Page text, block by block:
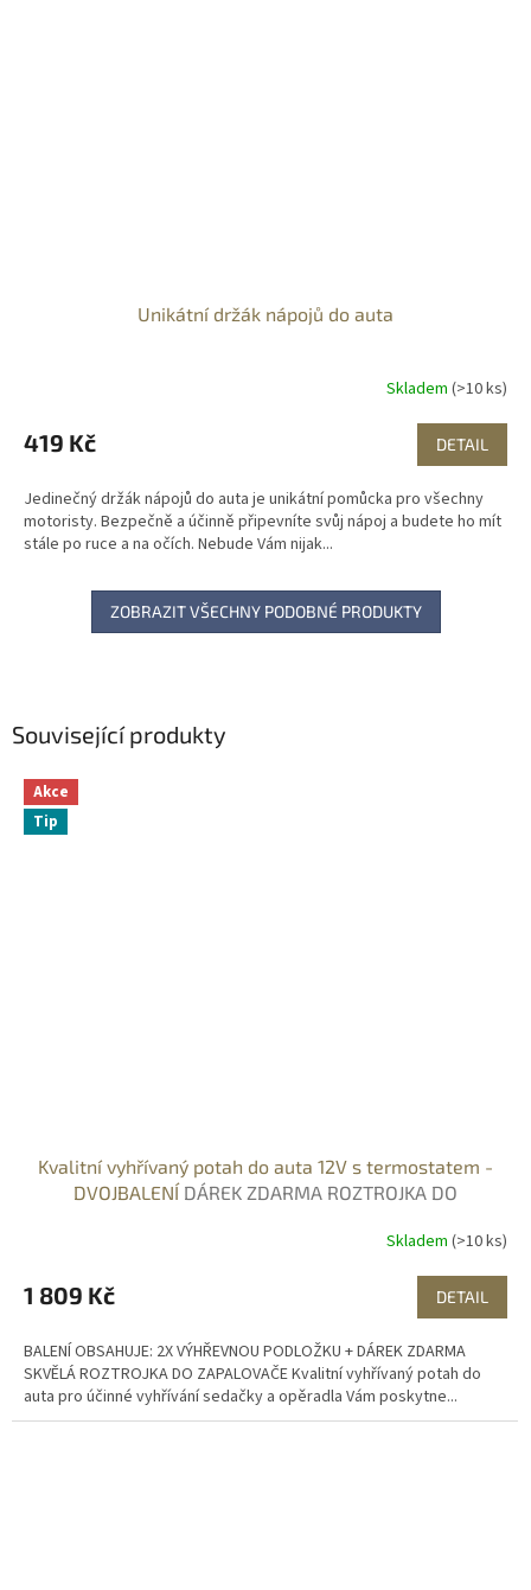
Související produkty
Akce
Tip
Kvalitní vyhřívaný potah do auta 12V s termostatem -
DVOJBALENÍ DÁREK ZDARMA ROZTROJKA DO
Skladem (>10 ks)
1 809 Kč DETAIL
BALENÍ OBSAHUJE: 2X VÝHŘEVNOU PODLOŽKU + DÁREK ZDARMA
SKVĚLÁ ROZTROJKA DO ZAPALOVAČE Kvalitní vyhřívaný potah do
auta pro účinné vyhřívání sedačky a opěradla Vám poskytne...
Unikátní držák nápojů do auta
Skladem (>10 ks)
419 Kč DETAIL
Jedinečný držák nápojů do auta je unikátní pomůcka pro všechny
motoristy. Bezpečně a účinně připevníte svůj nápoj a budete ho mít
stále po ruce a na očích. Nebude Vám nijak...
ZOBRAZIT VŠECHNY PODOBNÉ PRODUKTY